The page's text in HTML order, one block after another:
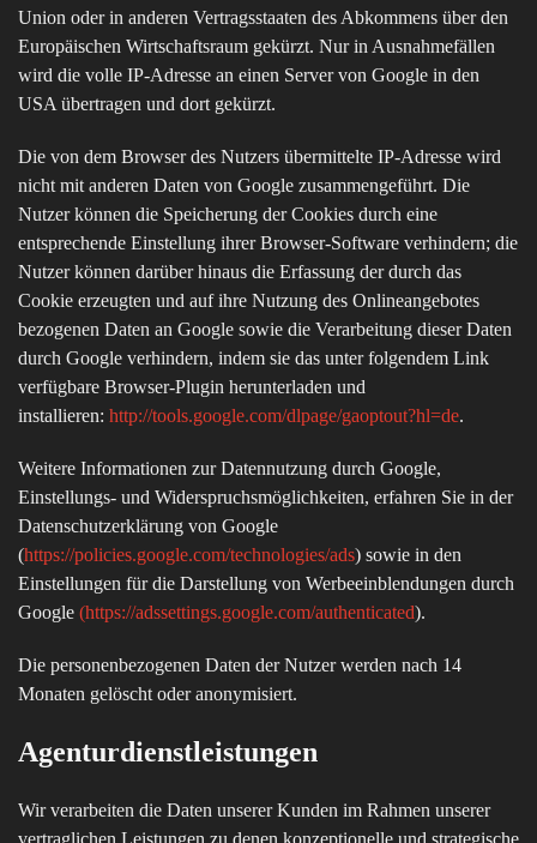
Union oder in anderen Vertragsstaaten des Abkommens über den
Europäischen Wirtschaftsraum gekürzt. Nur in Ausnahmefällen
wird die volle IP-Adresse an einen Server von Google in den
USA übertragen und dort gekürzt.
Die von dem Browser des Nutzers übermittelte IP-Adresse wird
nicht mit anderen Daten von Google zusammengeführt. Die
Nutzer können die Speicherung der Cookies durch eine
entsprechende Einstellung ihrer Browser-Software verhindern; die
Nutzer können darüber hinaus die Erfassung der durch das
Cookie erzeugten und auf ihre Nutzung des Onlineangebotes
bezogenen Daten an Google sowie die Verarbeitung dieser Daten
durch Google verhindern, indem sie das unter folgendem Link
verfügbare Browser-Plugin herunterladen und
installieren: http://tools.google.com/dlpage/gaoptout?hl=de.
Weitere Informationen zur Datennutzung durch Google,
Einstellungs- und Widerspruchsmöglichkeiten, erfahren Sie in der
Datenschutzerklärung von Google
(https://policies.google.com/technologies/ads) sowie in den
Einstellungen für die Darstellung von Werbeeinblendungen durch
Google (https://adssettings.google.com/authenticated).
Die personenbezogenen Daten der Nutzer werden nach 14
Monaten gelöscht oder anonymisiert.
Agenturdienstleistungen
Wir verarbeiten die Daten unserer Kunden im Rahmen unserer
vertraglichen Leistungen zu denen konzeptionelle und strategische